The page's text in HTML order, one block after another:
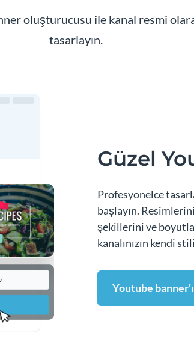
oluşturucusu ile kanal resmi
tasarlayın.
Güzel
Profesyonelce
başlayın.
şekillerini ve
kanalınızın kendi
Youtube